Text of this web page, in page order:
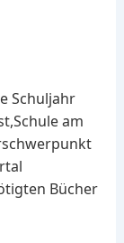
Schuljahr
am
Bücher